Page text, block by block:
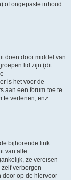
of ongepaste inhoud
doen door middel van
lid zijn (dit
is het voor de
aan een forum toe te
te verlenen, enz.
bijhorende link
van alle
ze vereisen
verborgen
door op de hiervoor